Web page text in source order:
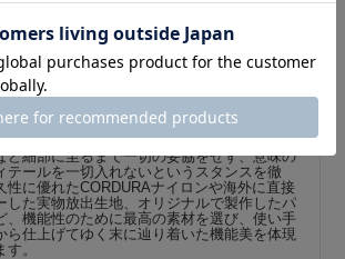
バリスティクス BULLET バレット 長財
ーやアウトドアの要素をたっぷり取り入れ、
いミリタリースタイルを得意とするブラン
（バリスティクス）。 生地やパーツ
ど細部に至るまで一切の妥協をせず、意味の
テールを一切入れないというスタンスを徹
性に優れたCORDURAナイロンや海外に直接
した実物放出生地、オリジナルで製作したパ
、機能性のために最高の素材を選び、使い手
ら仕上げてゆく末に辿り着いた機能美を体現
す。